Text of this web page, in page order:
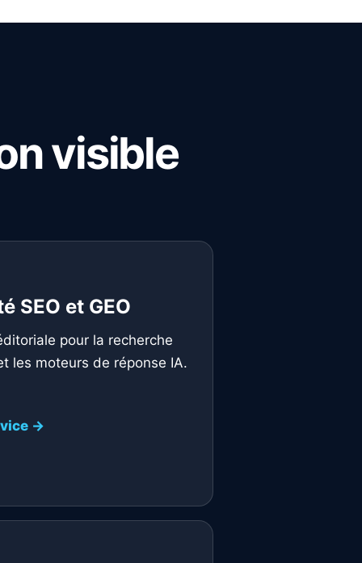
visible
SEO et GEO
pour la recherche
les moteurs de réponse IA.
→